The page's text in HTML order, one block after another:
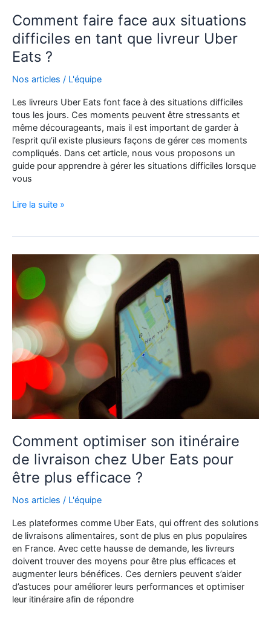
Comment faire face aux situations
difficiles en tant que livreur Uber
Eats ?
Nos articles / L'équipe
Les livreurs Uber Eats font face à des situations difficiles
tous les jours. Ces moments peuvent être stressants et
même décourageants, mais il est important de garder à
l’esprit qu’il existe plusieurs façons de gérer ces moments
compliqués. Dans cet article, nous vous proposons un
guide pour apprendre à gérer les situations difficiles lorsque
vous
Comment
situations
difficiles
en
tant
livreur
Uber
?
Lire la suite »
Comment optimiser son itinéraire
de livraison chez Uber Eats pour
être plus efficace ?
Nos articles / L'équipe
Les plateformes comme Uber Eats, qui offrent des solutions
de livraisons alimentaires, sont de plus en plus populaires
en France. Avec cette hausse de demande, les livreurs
doivent trouver des moyens pour être plus efficaces et
augmenter leurs bénéfices. Ces derniers peuvent s’aider
d’astuces pour améliorer leurs performances et optimiser
leur itinéraire afin de répondre